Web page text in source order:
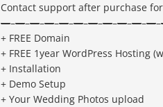
Contact support after purchase
—–—–—–—–—–—–—–—–—–—–—–
+ FREE Domain
+ FREE 1year WordPress Hosting
+ Installation
+ Demo Setup
+ Your Wedding Photos upload